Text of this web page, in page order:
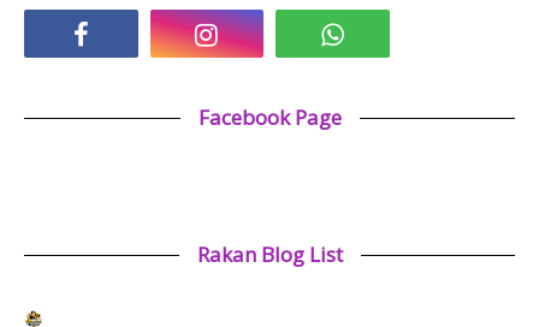
Facebook Page
Rakan Blog List